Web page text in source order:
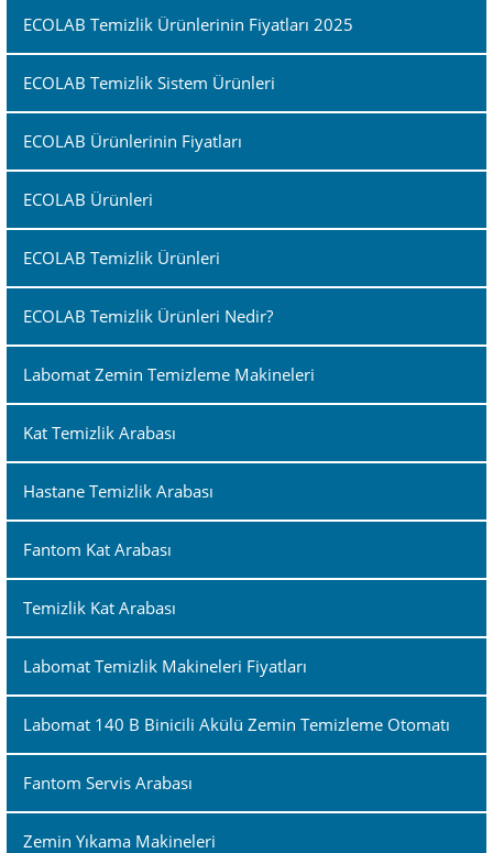
ECOLAB Temizlik Ürünlerinin Fiyatları 2025
ECOLAB Temizlik Sistem Ürünleri
ECOLAB Ürünlerinin Fiyatları
ECOLAB Ürünleri
ECOLAB Temizlik Ürünleri
ECOLAB Temizlik Ürünleri Nedir?
Labomat Zemin Temizleme Makineleri
Kat Temizlik Arabası
Hastane Temizlik Arabası
Fantom Kat Arabası
Temizlik Kat Arabası
Labomat Temizlik Makineleri Fiyatları
Labomat 140 B Binicili Akülü Zemin Temizleme Otomatı
Fantom Servis Arabası
Zemin Yıkama Makineleri